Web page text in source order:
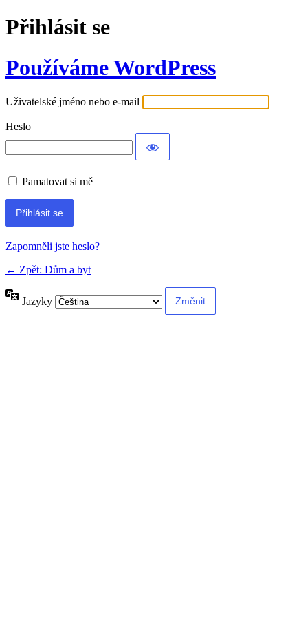
Přihlásit se
Používáme WordPress
Uživatelské jméno nebo e-mail
Heslo
Pamatovat si mě
Alternative:
Zapomněli jste heslo?
← Zpět: Dům a byt
Jazyky